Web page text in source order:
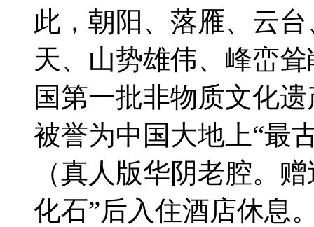
此，朝阳、落雁、云
天、山势雄伟、峰峦
国第一批非物质文化
被誉为中国大地上“最
（真人版华阴老腔。
化石”后入住酒店休息